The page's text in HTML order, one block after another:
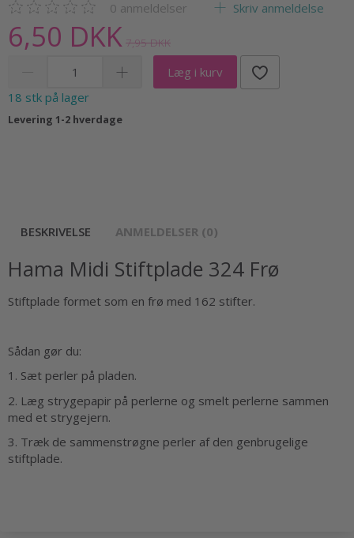
0 anmeldelser Skriv anmeldelse
6,50 DKK 7,95 DKK
Læg i kurv
18 stk på lager
Levering 1-2 hverdage
BESKRIVELSE ANMELDELSER (0)
Hama Midi Stiftplade 324 Frø
Stiftplade formet som en frø med 162 stifter.
Sådan gør du:
1. Sæt perler på pladen.
2. Læg strygepapir på perlerne og smelt perlerne sammen
med et strygejern.
3. Træk de sammenstrøgne perler af den genbrugelige
stiftplade.